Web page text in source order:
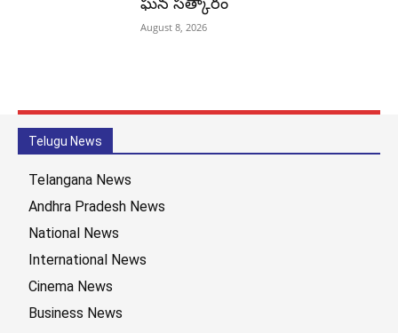
August 8, 2026
Telugu News
Telangana News
Andhra Pradesh News
National News
International News
Cinema News
Business News